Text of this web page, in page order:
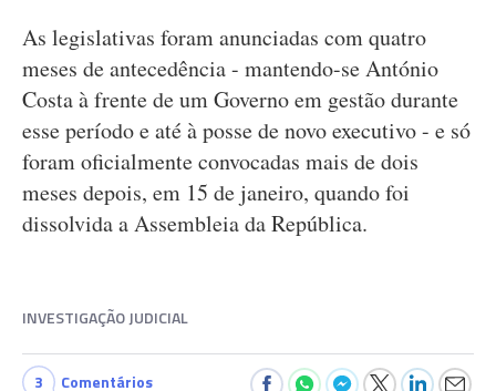
As legislativas foram anunciadas com quatro
meses de antecedência - mantendo-se António
Costa à frente de um Governo em gestão durante
esse período e até à posse de novo executivo - e só
foram oficialmente convocadas mais de dois
meses depois, em 15 de janeiro, quando foi
dissolvida a Assembleia da República.
INVESTIGAÇÃO JUDICIAL
3 Comentários